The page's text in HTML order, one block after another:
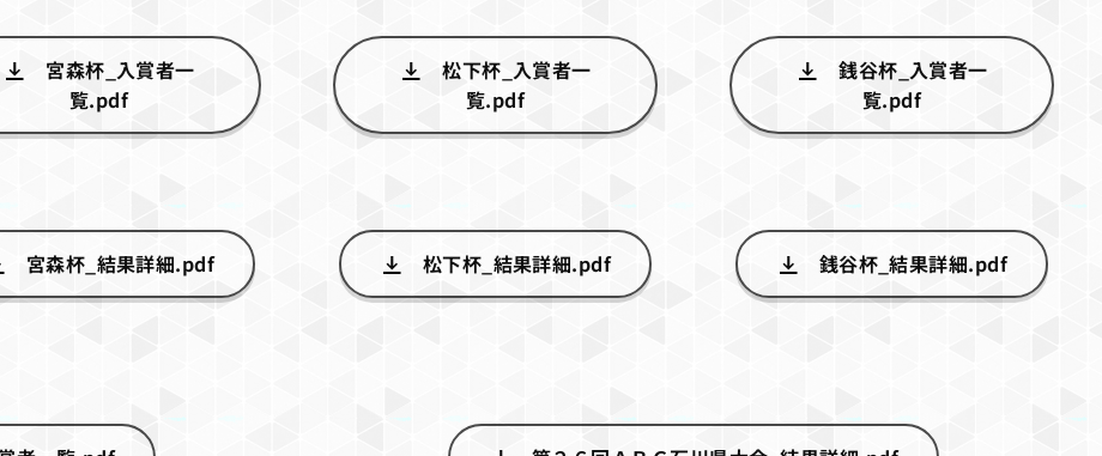
宮森杯_入賞者一
覧.pdf
松下杯_入賞者一
覧.pdf
銭谷杯_入賞者一
覧.pdf
宮森杯_結果詳細.pdf 松下杯_結果詳細.pdf 銭谷杯_結果詳細.pdf